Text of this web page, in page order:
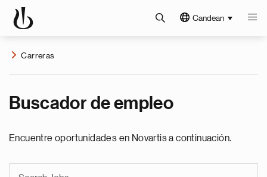
Candean
Carreras
Buscador de empleo
Encuentre oportunidades en Novartis a continuación.